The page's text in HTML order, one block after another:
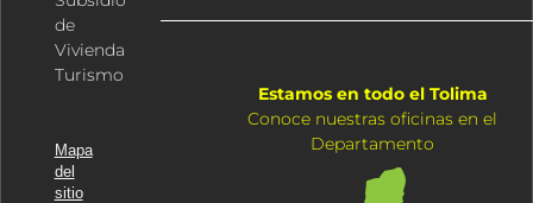
de
Vivienda
Turismo
Mapa
del
sitio
Estamos en todo el Tolima
Conoce nuestras oficinas en el
Departamento